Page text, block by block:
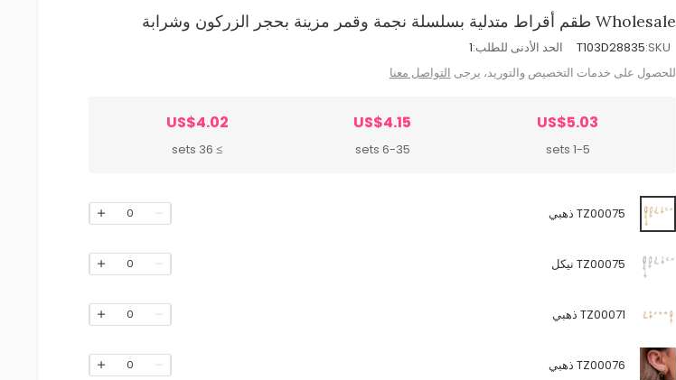
Wholesale طقم أقراط متدلية بسلسلة نجمة وقمر مزينة بحجر الزركون وشرابة
SKU:
T103D28835 الحد الأدنى للطلب:1
للحصول على خدمات التخصيص والتوريد، يرجى التواصل معنا
US$5.03
1-5 sets
US$4.15
6-35 sets
US$4.02
≥ 36 sets
TZ00075 ذهبي 0
TZ00075 نيكل 0
TZ00071 ذهبي 0
TZ00076 ذهبي 0